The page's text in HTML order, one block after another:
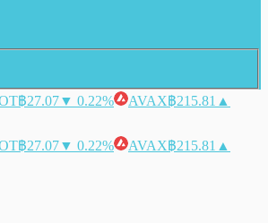
฿27.07▼ 0.22% AVAX฿215.81 ▲
฿27.07▼ 0.22% AVAX฿215.81 ▲